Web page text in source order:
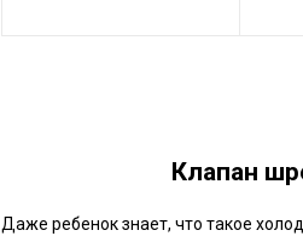
Клапан
Даже ребенок знает, что такое